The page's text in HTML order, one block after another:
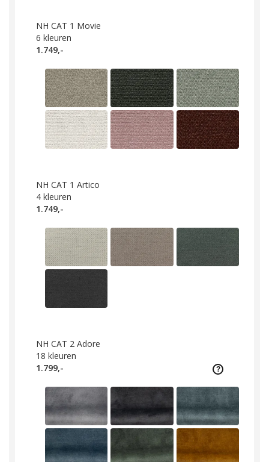
NH CAT 1 Movie
6 kleuren
1.749,-
NH CAT 1 Artico
4 kleuren
1.749,-
NH CAT 2 Adore
18 kleuren
1.799,-